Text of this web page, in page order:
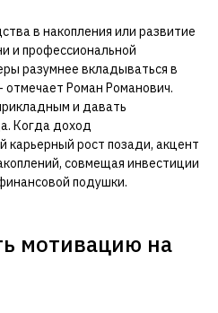
в накопления или развитие
и профессиональной
разумнее вкладываться в
Роман Романович.
и давать
Когда доход
карьерный рост позади, акцент
совмещая инвестиции
подушки.
мотивацию на